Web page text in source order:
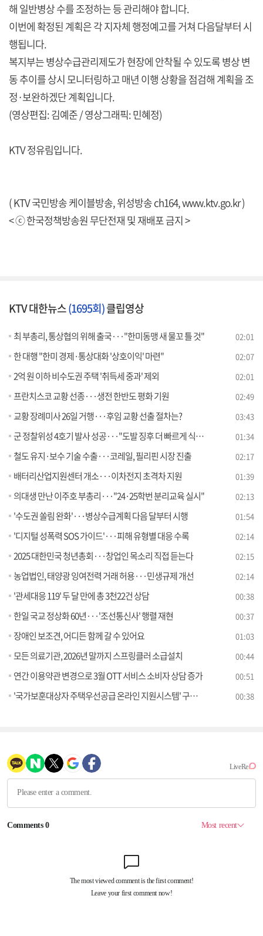
해 일반병상 수를 조정하는 등 관리해야 합니다.
이번에 확정된 계획은 각 지자체 행정예고를 거쳐 다음달부터 시
행됩니다.
복지부는 병상수급관리제도가 현장에 안착될 수 있도록 병상 변
동 추이를 상시 모니터링하고 매년 이행 상황을 점검해 계획을 조
정·보완하겠단 계획입니다.
(영상편집: 김예준 / 영상그래픽: 민혜정)
KTV 정유림입니다.
( KTV 국민방송 케이블방송, 위성방송 ch164,www.ktv.go.kr)
< ⓒ 한국정책방송원 무단전재 및 재배포 금지 >
KTV 대한뉴스(1695회)클립영상
최 부총리, 통상협의 위해 출국···"한미동맹 새 물꼬 틀 것" 02:01
한 대행 "한미 경제·통상대화 '상호이익' 마련" 02:07
2억 원 이하 비수도권 주택 '취득세 중과' 제외 02:01
프란치스코 교황 선종···생전 한반도 평화 기원 02:49
교황 장례미사 26일 거행···후임 교황 선출 절차는? 03:43
군 정찰위성 4호기 발사 성공···"도발 징후 더 빠르게 식별" 01:34
철도 유지·보수 기술 수출···코레일, 필리핀 시장 진출 02:17
배터리산업지원센터 개소···이차전지 초격차 지원 01:39
의대생 만난 이주호 부총리···"24·25학번 분리교육 실시" 02:13
'수도권 쏠림 완화'···병상수급계획 다음 달부터 시행 01:54
'디지털 성폭력 SOS 가이드'···피해 유형별 대응 수록 02:14
2025 대한민국 청년총회···창업인 목소리 직접 듣는다 02:15
농업법인, 태양광 잉여전력 거래 허용···민생규제 개선 02:14
'관세대응 119' 두 달 만에 총 3천22건 상담 00:38
한일 국교 정상화 60년···'조선통신사' 행렬 재현 00:37
장애인 보조견, 어디든 함께 갈 수 있어요 01:03
모든 의료기관, 2026년 말까지 스프링클러 소급설치 00:44
연간 이용약관 변경으로 3월 OTT 서비스 소비자 상담 증가 00:51
'국가보훈대상자 주택우선공급 온라인 지원시스템' 구축 추진 00:38